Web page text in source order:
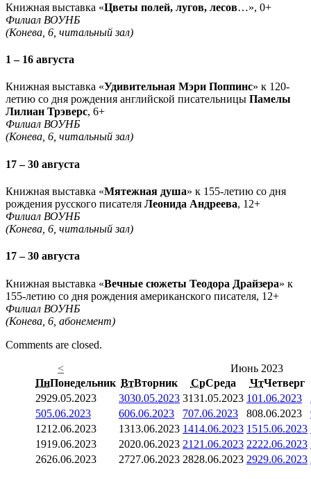
Книжная выставка «Цветы полей, лугов, лесов…», 0+
Филиал ВОУНБ
(Конева, 6, читальный зал)
1 – 16 августа
Книжная выставка «Удивительная Мэри Поппинс» к 120-
летию со дня рождения английской писательницы Памелы
Лилиан Трэверс, 6+
Филиал ВОУНБ
(Конева, 6, читальный зал)
17 – 30 августа
Книжная выставка «Мятежная душа» к 155-летию со дня
рождения русского писателя Леонида Андреева, 12+
Филиал ВОУНБ
(Конева, 6, читальный зал)
17 – 30 августа
Книжная выставка «Вечные сюжеты Теодора Драйзера» к
155-летию со дня рождения американского писателя, 12+
Филиал ВОУНБ
(Конева, 6, абонемент)
Comments are closed.
<
Июнь 2023
ПнПонедельник ВтВторник СрСреда ЧтЧетверг
2929.05.2023 3030.05.2023 3131.05.2023 101.06.2023
505.06.2023 606.06.2023 707.06.2023 808.06.2023
1212.06.2023 1313.06.2023 1414.06.2023 1515.06.2023
1919.06.2023 2020.06.2023 21 21.06.2023 2222.06.2023
2626.06.2023 2727.06.2023 2828.06.2023 2929.06.2023